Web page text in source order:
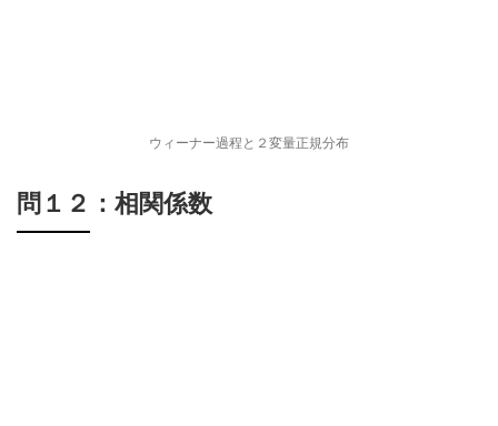
ウィーナー過程と２変量正規分布
問１２：相関係数